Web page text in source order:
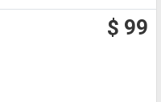
$ 99